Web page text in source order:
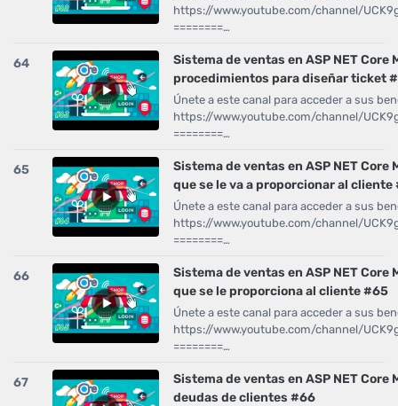
https://www.youtube.com/channel/
========…
64
Sistema de ventas en ASP NET Core
procedimientos para diseñar ticket
Únete a este canal para acceder a sus
https://www.youtube.com/channel/
========…
65
Sistema de ventas en ASP NET Core
que se le va a proporcionar al cliente
Únete a este canal para acceder a sus
https://www.youtube.com/channel/
========…
66
Sistema de ventas en ASP NET Core
que se le proporciona al cliente #65
Únete a este canal para acceder a sus
https://www.youtube.com/channel/
========…
67
Sistema de ventas en ASP NET Core
deudas de clientes #66